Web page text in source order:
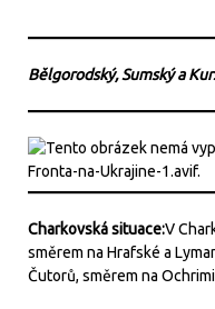
Bělgorodský, Sumský a
Charkovská situace:V
směrem na Hrafské a
Čutorů, směrem na